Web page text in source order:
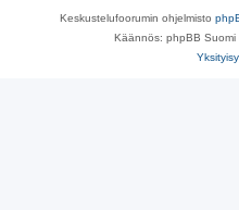
Keskustelufoorumin ohjelmisto
Käännös: phpBB Suomi